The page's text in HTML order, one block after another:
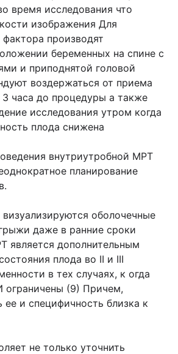
время исследования что
изображения Для
фактора производят
беременных на спине с
и приподнятой головой
воздержаться от приема
часа до процедуры а также
исследования утром когда
плода снижена
внутриутробной МРТ
планирование
оболочечные
даже в ранние сроки
является дополнительным
плода во II и III
в тех случаях, к огда
ограничены (9) Причем,
ее и специфичность близка к
не только уточнить